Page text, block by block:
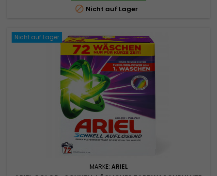
 Nicht auf Lager
Nicht auf Lager
MARKE: ARIEL